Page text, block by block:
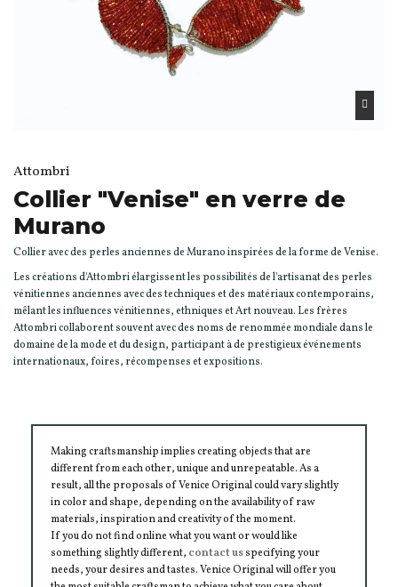
Attombri
Collier "Venise" en verre de
Murano
Collier avec des perles anciennes de Murano inspirées de la forme de Venise.
Les créations d'Attombri élargissent les possibilités de l'artisanat des perles
vénitiennes anciennes avec des techniques et des matériaux contemporains,
mêlant les influences vénitiennes, ethniques et Art nouveau. Les frères
Attombri collaborent souvent avec des noms de renommée mondiale dans le
domaine de la mode et du design, participant à de prestigieux événements
internationaux, foires, récompenses et expositions.
Making craftsmanship implies creating objects that are
different from each other, unique and unrepeatable. As a
result, all the proposals of Venice Original could vary slightly
in color and shape, depending on the availability of raw
materials, inspiration and creativity of the moment.
If you do not find online what you want or would like
something slightly different, contact usspecifying your
needs, your desires and tastes. Venice Original will offer you